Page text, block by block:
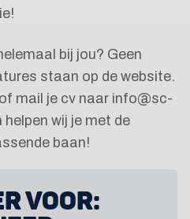
bij jou? Geen
staan op de website.
mail je cv naar info@sc-
wij je met de
baan!
VOOR: